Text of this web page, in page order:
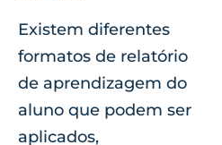
Existem diferentes
formatos de relatório
de aprendizagem do
aluno que podem ser
aplicados,